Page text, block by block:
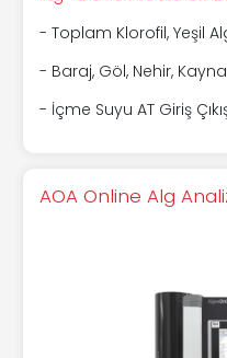
- Toplam Klorofil, Yeşil
- Baraj, Göl, Nehir,
- İçme Suyu AT Giriş
AOA Online Alg